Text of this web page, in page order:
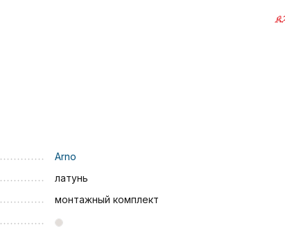
Arno
латунь
монтажный комплект